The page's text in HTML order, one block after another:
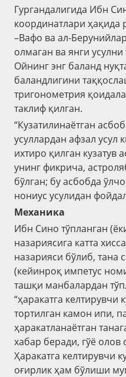
Гургандалигида Ибн
координатлари ҳақида
–Вафо ва ал-
олмаган ва янги
Ойнинг энг баланд
баландлигини
тригонометрия
таклиф қилган.
“Кузатилинаётган
усуллардан афзал усул
ихтиро қилган кузатув
унинг фикрича,
бўлган; бу асбобда
нониус усулидан
Механика
Ибн Сино тўпланган
назариясига катта
назарияси бўлиб, тана
(кейинроқ импетус
ташқи манбалардан
“ҳаракатга келтирувчи
тортилган камон ипи,
ҳаракатланаётган
хабар беради, гўё олов
Ҳаракатга келтирувчи
оғирлик ҳам бўлиши